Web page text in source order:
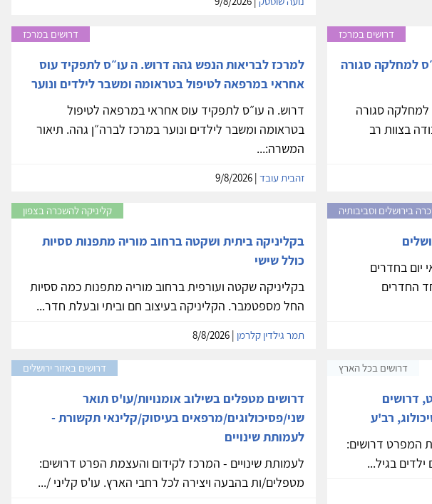
דרושים במרכז
למחלקה סגורה
סגורה
בצוות רב
דרושים במרכז
למרכז לבריאות הנפש גהה דרוש. ה עו״ס לתפקיד עוס
אחראי במרפאה לטיפול בטראומה ומשבר לילדים ונוער
דרוש. ה עו״ס לתפקיד עוס אחראי במרפאה לטיפול
בטראומה ומשבר לילדים ונוער במרכז לברה״ן גהה. תיאור
המשרה:...
זהבית עובד | 9/8/2026
בירושלים וסביבותיה
יום בחדרים
החדרים
קליניקה להשכרה בצפון
בקליניקה ביתית ושקטה ברחוב מוריה מתפנות ססיות
כולל שישי
בקליניקה שקטה ועורפית ברחוב מוריה מתפנות כמה ססיות
החל מספטמבר. הקליניקה בעיצוב חם וביתי ובעלת חדר...
תמר גילדין קלרמן | 8/8/2026
דרושים בכל הארץ
דרושים
רב'ע
המפרט דרושים:
בגיל...
דרושים באזור ירושלים
דרושים מטפלים בשילוב אומנויות/עו'ס תואר
שני/פסיכולוגים/מרפאים בעיסוק/קלינאי תקשורת -
לעמותת שינויים
לעמותת שינויים - המרכז לקידום והעצמת הפרט דרושים:
מטפלים/ות בהבעה ויצירה לכל רחבי הארץ. עו'ס קליני /...